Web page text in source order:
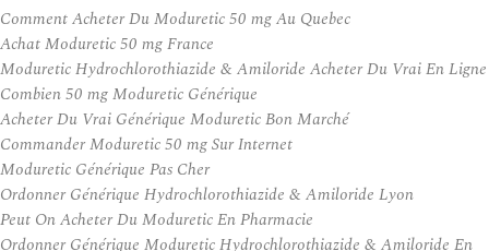
Comment Acheter Du Moduretic 50 mg Au Quebec
Achat Moduretic 50 mg France
Moduretic Hydrochlorothiazide & Amiloride Acheter Du Vrai En Ligne
Combien 50 mg Moduretic Générique
Acheter Du Vrai Générique Moduretic Bon Marché
Commander Moduretic 50 mg Sur Internet
Moduretic Générique Pas Cher
Ordonner Générique Hydrochlorothiazide & Amiloride Lyon
Peut On Acheter Du Moduretic En Pharmacie
Ordonner Générique Moduretic Hydrochlorothiazide & Amiloride En